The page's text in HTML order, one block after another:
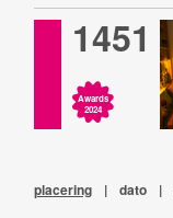
1451
Awards
2024
placering | dato |